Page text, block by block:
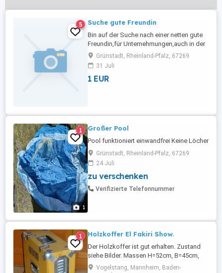
5 Suche gute Freundin
Bin auf der Suche nach einer netten gute
Freundin,für Unternehmungen,auch in der
Natur,Kaffee trinken ect. wäre schön es
entsteht ein regelmäßiger Kontakt,gerade
am Wochenende.Bin männlich,Mitte
50,alleinstehend,sehr herzlich,natürlich
Grünstadt, Rheinland-Pfalz, 67269
31 Juli
1 EUR
1
1 Großer Pool
Pool funktioniert einwandfrei Keine Löcher
Grünstadt, Rheinland-Pfalz, 67269
24 Juli
zu verschenken
Verifizierte Telefonnummer
1 Holzkoffer El Fakiri Show.
Der Holzkoffer ist gut erhalten. Zustand
siehe Bilder. Massen H=52cm, B=45cm,
T=22cm.
Vogelstang, Mannheim, Baden-